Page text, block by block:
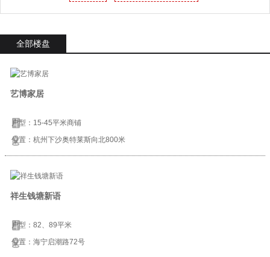
全部楼盘
艺博家居
户型：15-45平米商铺
位置：杭州下沙奥特莱斯向北800米
祥生钱塘新语
户型：82、89平米
位置：海宁启潮路72号